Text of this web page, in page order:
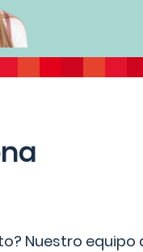
Nuestro equipo